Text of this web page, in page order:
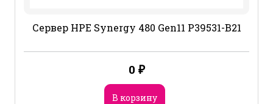
Сервер HPE Synergy 480 Gen11 P39531-B21
0 ₽
В корзину